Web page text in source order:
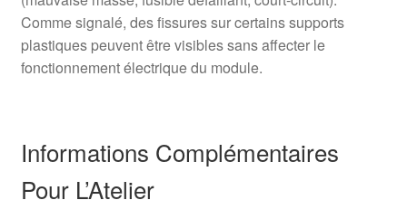
Comme signalé, des fissures sur certains supports
plastiques peuvent être visibles sans affecter le
fonctionnement électrique du module.
Informations Complémentaires
Pour L’Atelier